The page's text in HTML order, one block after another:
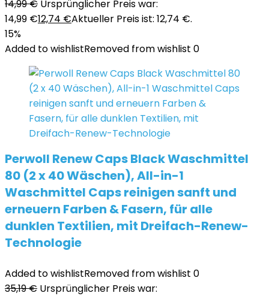
14,99€ Ursprünglicher Preis war:
14,99 €12,74 €Aktueller Preis ist: 12,74 €.
15%
Added to wishlistRemoved from wishlist 0
Perwoll Renew Caps Black Waschmittel
80 (2 x 40 Wäschen), All-in-1
Waschmittel Caps reinigen sanft und
erneuern Farben & Fasern, für alle
dunklen Textilien, mit Dreifach-Renew-
Technologie
Added to wishlistRemoved from wishlist 0
35,19€ Ursprünglicher Preis war: